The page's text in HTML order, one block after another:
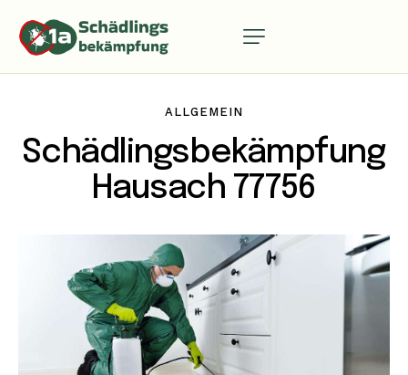
ALLGEMEIN
Schädlingsbekämpfung
Hausach 77756